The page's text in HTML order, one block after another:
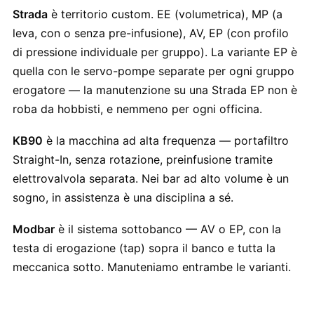
Strada è territorio custom. EE (volumetrica), MP (a
leva, con o senza pre-infusione), AV, EP (con profilo
di pressione individuale per gruppo). La variante EP è
quella con le servo-pompe separate per ogni gruppo
erogatore — la manutenzione su una Strada EP non è
roba da hobbisti, e nemmeno per ogni officina.
KB90 è la macchina ad alta frequenza — portafiltro
Straight-In, senza rotazione, preinfusione tramite
elettrovalvola separata. Nei bar ad alto volume è un
sogno, in assistenza è una disciplina a sé.
Modbar è il sistema sottobanco — AV o EP, con la
testa di erogazione (tap) sopra il banco e tutta la
meccanica sotto. Manuteniamo entrambe le varianti.